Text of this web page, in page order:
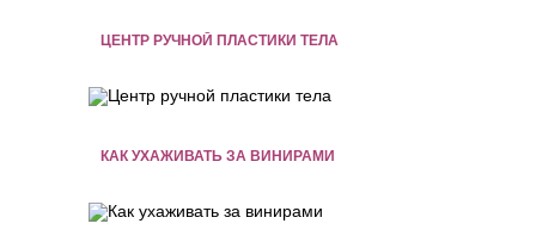
ЦЕНТР РУЧНОЙ ПЛАСТИКИ ТЕЛА
КАК УХАЖИВАТЬ ЗА ВИНИРАМИ